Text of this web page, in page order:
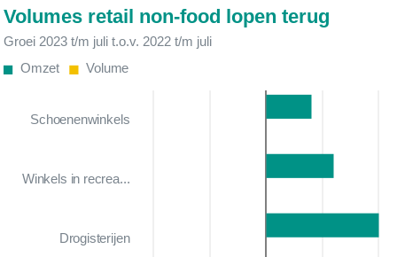
Volumes retail non-food lopen terug
Groei 2023 t/m juli t.o.v. 2022 t/m juli
Omzet Volume
Schoenenwinkels
Winkels in recrea...
Drogisterijen